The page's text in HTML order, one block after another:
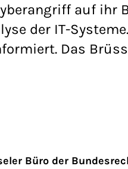
auf ihr
der IT-
Das
Büro der